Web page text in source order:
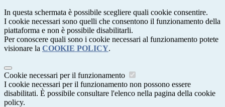
In questa schermata è possibile scegliere quali cookie consentire.
I cookie necessari sono quelli che consentono il funzionamento della
piattaforma e non è possibile disabilitarli.
Per conoscere quali sono i cookie necessari al funzionamento potete
visionare la COOKIE POLICY.
Cookie necessari per il funzionamento
I cookie necessari per il funzionamento non possono essere
disabilitati. È possibile consultare l'elenco nella pagina della cookie
policy.